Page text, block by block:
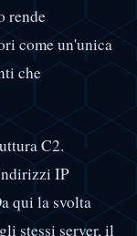
rende
come un'unica
che
C2.
IP
qui la svolta
stessi server, il